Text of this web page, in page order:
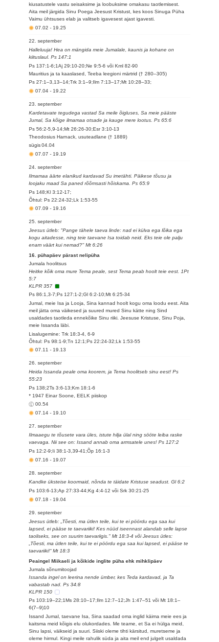
kiusatustele vastu seisaksime ja loobuksime omakasu taotlemisest.
Aita meil järgida Sinu Poega Jeesust Kristust, kes koos Sinuga Püha
Vaimu ühtsuses elab ja valitseb igavesest ajast igavesti.
07.02- 19.25
22. september
Halleluuja! Hea on mängida meie Jumalale, kaunis ja kohane on
kiituslaul. Ps 147:1
Ps 137:1-6;1Aj 29:10-20;Ne 9:5-6 või Kml 82-90
Mauritius ja ta kaaslased, Teeba leegioni märtrid († 280–305)
Ps 27:1–3,13–14;Trk 3:1–9;Ilm 7:13–17;Mt 10:28–33;
07.04- 19.22
23. september
Kardetavate tegudega vastad Sa meile õigluses, Sa meie pääste
Jumal, Sa kõige ilmamaa otsade ja kauge mere lootus. Ps 65:6
Ps 56:2-5,9-14;Mt 26:26-30;Esr 3:10-13
Theodosius Harnack, usuteadlane († 1889)
sügis 04.04
07.07- 19.19
24. september
Ilmamaa äärte elanikud kardavad Su imetähti. Päikese tõusu ja
loojaku maad Sa paned rõõmsasti hõiskama. Ps 65:9
Ps 148;Kl 3:12-17;
Õhtul: Ps 22:24-32;Lk 1:53-55
07.09- 19.16
25. september
Jeesus ütleb: "Pange tähele taeva linde: nad ei külva ega lõika ega
kogu aitadesse, ning teie taevane Isa toidab neid. Eks teie ole palju
enam väärt kui nemad?" Mt 6:26
16. pühapäev pärast nelipüha
Jumala hoolitsus
Heitke kõik oma mure Tema peale, sest Tema peab hoolt teie eest. 1Pt
5:7
KLPR 357
Ps 86:1,3-7;Ps 127:1-2;Gl 6:2-10;Mt 6:25-34
Jumal, meie Isa ja Looja, Sina kannad hoolt kogu oma loodu eest. Aita
meil jätta oma väikesed ja suured mured Sinu kätte ning Sind
usaldades taotleda ennekõike Sinu riiki. Jeesuse Kristuse, Sinu Poja,
meie Issanda läbi.
Lisalugemine: Trk 18:3-4, 6-9
Õhtul: Ps 98:1-9;Tn 12:1;Ps 22:24-32;Lk 1:53-55
07.11- 19.13
26. september
Heida Issanda peale oma koorem, ja Tema hoolitseb sinu eest! Ps
55:23
Ps 138;2Ts 3:6-13;Km 18:1-6
* 1947 Einar Soone, EELK piiskop
00.54
07.14- 19.10
27. september
Ilmaaegu te tõusete vara üles, istute hilja ülal ning sööte leiba raske
vaevaga. Nii see on: Issand annab oma armsatele unes! Ps 127:2
Ps 12:2-9;Ii 38:1-3,39-41;Õp 16:1-3
07.16- 19.07
28. september
Kandke üksteise koormaid, nõnda te täidate Kristuse seadust. Gl 6:2
Ps 103:6-13;Ap 27:33-44;Kg 4:4-12 või Srk 30:21-25
07.18- 19.04
29. september
Jeesus ütleb: „Tõesti, ma ütlen teile, kui te ei pöördu ega saa kui
lapsed, ei pääse te taevariiki! Kes nüüd iseennast alandab selle lapse
taoliseks, see on suurim taevariigis." Mt 18:3-4 või Jeesus ütles:
„Tõesti, ma ütlen teile, kui te ei pöördu ega saa kui lapsed, ei pääse te
taevariiki!“ Mt 18:3
Peaingel Miikaeli ja kõikide inglite püha ehk mihklipäev
Jumala sõnumitoojad
Issanda ingel on leerina nende ümber, kes Teda kardavad, ja Ta
vabastab nad. Ps 34:8
KLPR 150
Ps 103:19–22;1Ms 28:10–17;Ilm 12:7–12;Jh 1:47–51 või Mt 18:1–
6(7–9)10
Issand Jumal, taevane Isa, Sina saadad oma inglid käima meie ees ja
kaitsma meid kõigis elu olukordades. Me teame, et Sa ei hülga meid,
Sinu lapsi, väikseid ja suuri. Siiski oleme tihti kärsitud, muretseme ja
oleme hirmul. Kingi meile rahulik süda ja aita meil end julgelt usaldada